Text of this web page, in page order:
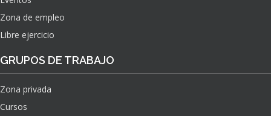
Zona de empleo
Libre ejercicio
GRUPOS DE TRABAJO
Zona privada
Cursos